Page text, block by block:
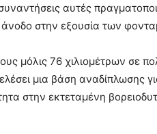
αυτές
στην εξουσία των
μόλις 76 χιλιομέτρων σε
μια βάση αναδίπλωσης
στην εκτεταμένη